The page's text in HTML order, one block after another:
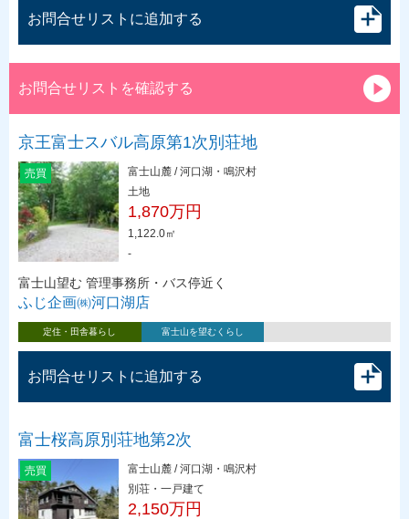
お問合せリストに追加する
お問合せリストを確認する
京王富士スバル高原第1次別荘地
売買
富士山麓 / 河口湖・鳴沢村
土地
1,870万円
1,122.0㎡
-
富士山望む 管理事務所・バス停近く
ふじ企画㈱河口湖店
定住・田舎暮らし 富士山を望むくらし
お問合せリストに追加する
富士桜高原別荘地第2次
売買
富士山麓 / 河口湖・鳴沢村
別荘・一戸建て
2,150万円